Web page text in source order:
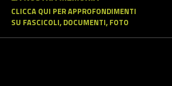
CLICCA QUI PER APPROFONDIMENTI
SU FASCICOLI, DOCUMENTI, FOTO